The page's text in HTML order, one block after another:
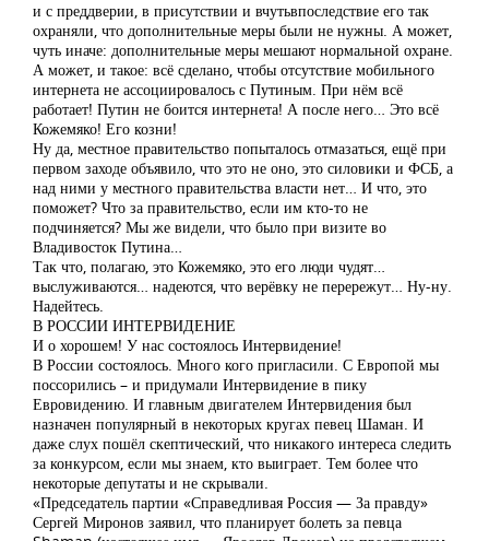
и с преддверии, в присутствии и вчутьвпоследствие его так
охраняли, что дополнительные меры были не нужны. А может,
чуть иначе: дополнительные меры мешают нормальной охране.
А может, и такое: всё сделано, чтобы отсутствие мобильного
интернета не ассоциировалось с Путиным. При нём всё
работает! Путин не боится интернета! А после него… Это всё
Кожемяко! Его козни!
Ну да, местное правительство попыталось отмазаться, ещё при
первом заходе объявило, что это не оно, это силовики и ФСБ, а
над ними у местного правительства власти нет… И что, это
поможет? Что за правительство, если им кто-то не
подчиняется? Мы же видели, что было при визите во
Владивосток Путина…
Так что, полагаю, это Кожемяко, это его люди чудят…
выслуживаются… надеются, что верёвку не перережут… Ну-ну.
Надейтесь.
В РОССИИ ИНТЕРВИДЕНИЕ
И о хорошем! У нас состоялось Интервидение!
В России состоялось. Много кого пригласили. С Европой мы
поссорились – и придумали Интервидение в пику
Евровидению. И главным двигателем Интервидения был
назначен популярный в некоторых кругах певец Шаман. И
даже слух пошёл скептический, что никакого интереса следить
за конкурсом, если мы знаем, кто выиграет. Тем более что
некоторые депутаты и не скрывали.
«Председатель партии «Справедливая Россия — За правду»
Сергей Миронов заявил, что планирует болеть за певца